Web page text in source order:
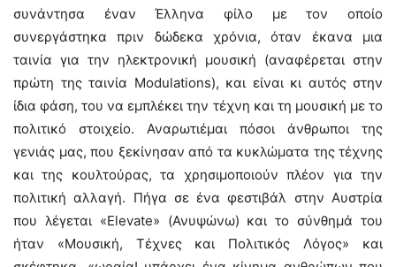
συνάντησα έναν Έλληνα φίλο με τον οποίο
συνεργάστηκα πριν δώδεκα χρόνια, όταν έκανα μια
ταινία για την ηλεκτρονική μουσική (αναφέρεται στην
πρώτη της ταινία Modulations), και είναι κι αυτός στην
ίδια φάση, του να εμπλέκει την τέχνη και τη μουσική με το
πολιτικό στοιχείο. Αναρωτιέμαι πόσοι άνθρωποι της
γενιάς μας, που ξεκίνησαν από τα κυκλώματα της τέχνης
και της κουλτούρας, τα χρησιμοποιούν πλέον για την
πολιτική αλλαγή. Πήγα σε ένα φεστιβάλ στην Αυστρία
που λέγεται «Elevate» (Ανυψώνω) και το σύνθημά του
ήταν «Μουσική, Τέχνες και Πολιτικός Λόγος» και